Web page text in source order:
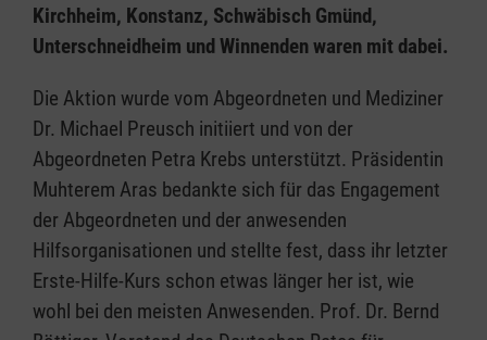
Kirchheim, Konstanz, Schwäbisch Gmünd,
Unterschneidheim und Winnenden waren mit dabei.
Die Aktion wurde vom Abgeordneten und Mediziner
Dr. Michael Preusch initiiert und von der
Abgeordneten Petra Krebs unterstützt. Präsidentin
Muhterem Aras bedankte sich für das Engagement
der Abgeordneten und der anwesenden
Hilfsorganisationen und stellte fest, dass ihr letzter
Erste-Hilfe-Kurs schon etwas länger her ist, wie
wohl bei den meisten Anwesenden. Prof. Dr. Bernd